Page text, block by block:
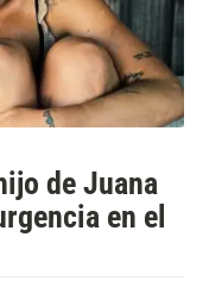
de Juana
en el